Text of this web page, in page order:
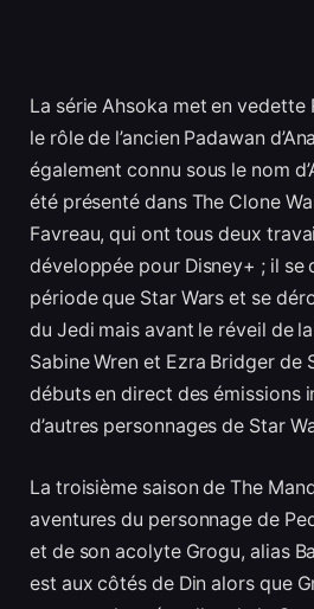
La série Ahsoka met en vedette
le rôle de l’ancien Padawan
également connu sous le nom
été présenté dans The Clone
Favreau, qui ont tous deux
développée pour Disney+ ; il se
période que Star Wars et se
du Jedi mais avant le réveil de
Sabine Wren et Ezra Bridger de
débuts en direct des émissions
d’autres personnages de Star
La troisième saison de The
aventures du personnage de
et de son acolyte Grogu, alias
est aux côtés de Din alors que